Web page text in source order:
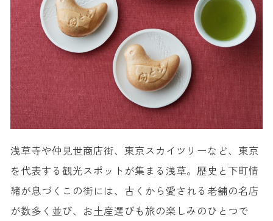
浅草寺や仲見世商店街、東京スカイツリーなど、東京
を代表する観光スポットが集まる浅草。歴史と下町情
緒が息づくこの街には、古くから愛される老舗の名店
が数多く並び、お土産選びも旅の楽しみのひとつで